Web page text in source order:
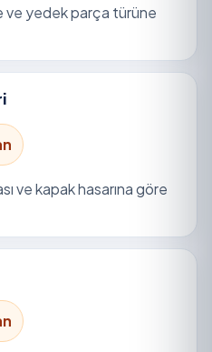
ve yedek parça türüne
ve kapak hasarına göre